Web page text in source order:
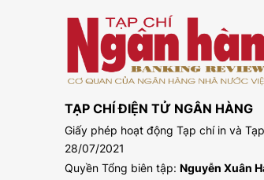
TẠP CHÍ ĐIỆN TỬ NGÂN HÀNG
Giấy phép hoạt động Tạp chí in và
28/07/2021
Quyền Tổng biên tập: Nguyễn Xuân